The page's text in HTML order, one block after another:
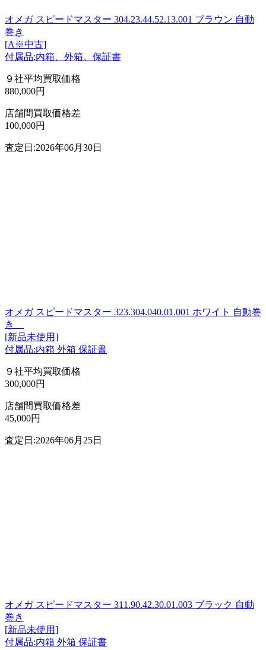
オメガ スピードマスター 304.23.44.52.13.001 ブラウン 自動
巻き
[A※中古]
付属品:内箱、外箱、保証書
９社平均買取価格
880,000円
店舗間買取価格差
100,000円
査定日:2026年06月30日
オメガ スピードマスター 323.304.040.01.001 ホワイト 自動巻
き
[新品未使用]
付属品:内箱 外箱 保証書
９社平均買取価格
300,000円
店舗間買取価格差
45,000円
査定日:2026年06月25日
オメガ スピードマスター 311.90.42.30.01.003 ブラック 自動
巻き
[新品未使用]
付属品:内箱 外箱 保証書